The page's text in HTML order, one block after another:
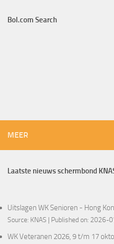
Bol.com Search
MEER
Laatste nieuws schermbond
Uitslagen WK Senioren - Hong
Source: KNAS Published on: 2026-
WK Veteranen 2026, 9 t/m 17